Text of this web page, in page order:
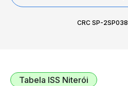
CRC SP-
Tabela ISS Niterói